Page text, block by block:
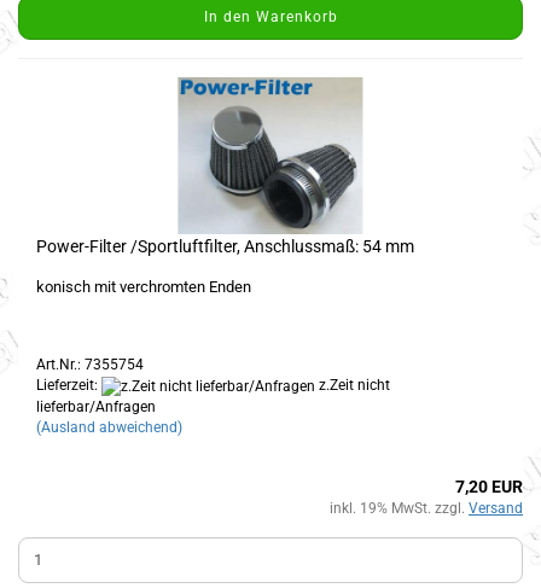
In den Warenkorb
Power-Filter /Sportluftfilter, Anschlussmaß: 54 mm
konisch mit verchromten Enden
Art.Nr.: 7355754
Lieferzeit:
z.Zeit nicht
lieferbar/Anfragen
(Ausland abweichend)
7,20 EUR
inkl. 19% MwSt. zzgl. Versand